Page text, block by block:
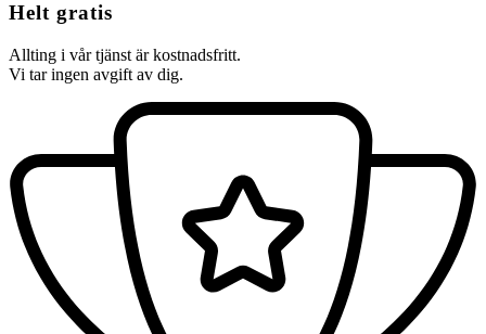
Helt gratis
Allting i vår tjänst är kostnadsfritt.
Vi tar ingen avgift av dig.